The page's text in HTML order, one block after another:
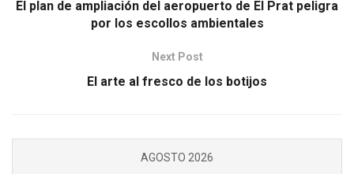
El plan de ampliación del aeropuerto de El Prat peligra
por los escollos ambientales
Next Post
El arte al fresco de los botijos
AGOSTO 2026